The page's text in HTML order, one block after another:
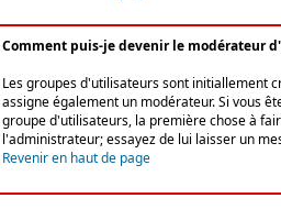
Comment puis-je devenir le modérateur
Les groupes d'utilisateurs sont initiallement
assigne également un modérateur. Si vous
groupe d'utilisateurs, la première chose à
l'administrateur; essayez de lui laisser un
Revenir en haut de page